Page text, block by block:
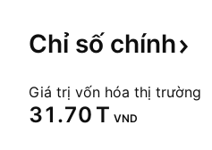
Chỉ số chính
Giá trị vốn hóa thị trường
‪31.70 T‬ VND